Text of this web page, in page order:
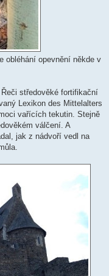
obléhání opevnění někde v
středověké fortifikační
Lexikon des Mittelalters
vařících tekutin. Stejně
válčení. A
jak z nádvoří vedl na